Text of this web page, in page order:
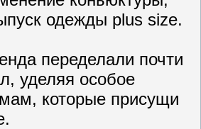
одежды plus size.
переделали почти
уделяя особое
которые присущи